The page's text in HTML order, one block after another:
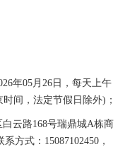
年05月 26 日 ，每天上午
时间，法定节假日除外)；
云路168号瑞鼎城A栋商
系方式： 15087102450，